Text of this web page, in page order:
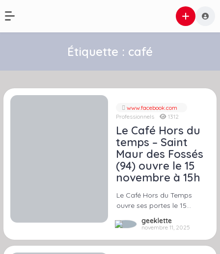
Étiquette : café
www.facebook.com
Professionnels
1312
Le Café Hors du
temps – Saint
Maur des Fossés
(94) ouvre le 15
novembre à 15h
Le Café Hors du Temps
ouvre ses portes le 15…
geeklette
novembre 11, 2025